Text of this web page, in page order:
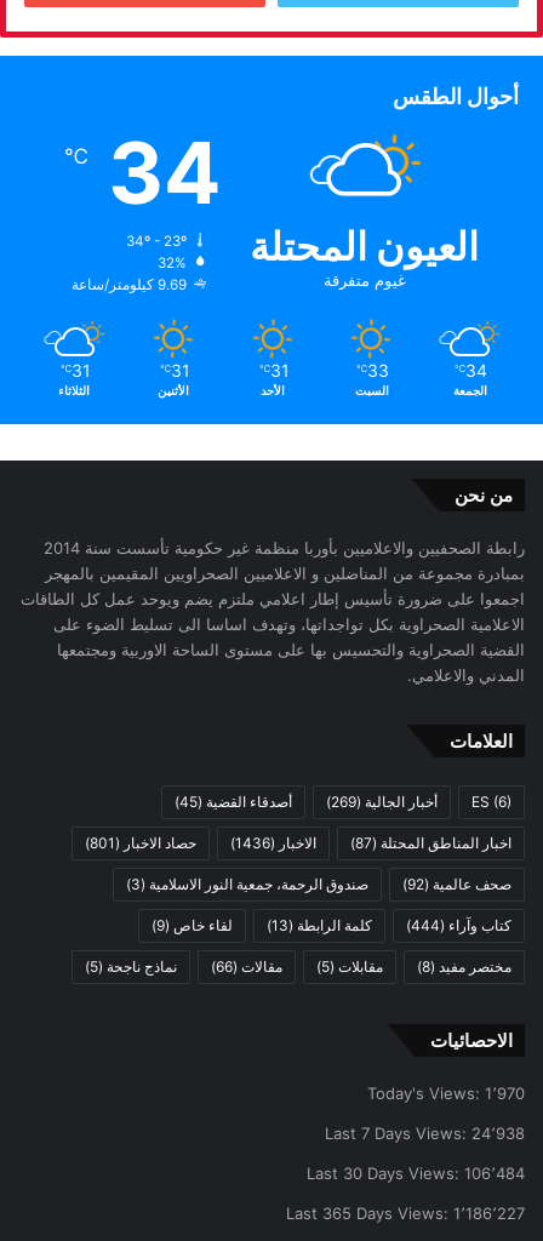
أحوال الطقس
العيون المحتلة
غيوم متفرقة
34
℃
32%
9.69 كيلومتر/ساعة
34
℃
الجمعة
33
℃
السبت
31
℃
الأحد
31
℃
الأثنين
31
℃
الثلاثاء
من نحن
رابطة الصحفيين والاعلاميين بأوربا منظمة غير حكومية تأسست سنة 2014
بمبادرة مجموعة من المناضلين و الاعلاميين الصحراويين المقيمين بالمهجر
اجمعوا على ضرورة تأسيس إطار اعلامي ملتزم يضم ويوحد عمل كل الطاقات
الاعلامية الصحراوية بكل تواجداتها، وتهدف اساسا الى تسليط الضوء على
القضية الصحراوية والتحسيس بها على مستوى الساحة الاوربية ومجتمعها
المدني والاعلامي.
العلامات
ES (6) أخبار الجالية (269) أصدقاء القضية (45)
اخبار المناطق المحتلة (87) الاخبار (1436) حصاد الاخبار (801)
صحف عالمية (92) صندوق الرحمة، جمعية النور الاسلامية (3)
كتاب وآراء (444) كلمة الرابطة (13) لقاء خاص (9)
مختصر مفيد (8) مقابلات (5) مقالات (66) نماذج ناجحة (5)
الاحصائيات
Today's Views: 1٬970
Last 7 Days Views: 24٬938
Last 30 Days Views: 106٬484
Last 365 Days Views: 1٬186٬227